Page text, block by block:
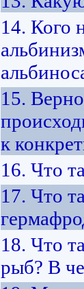
14. Кого
15.
к
16. Что
17. Что
18. Что
рыб? В